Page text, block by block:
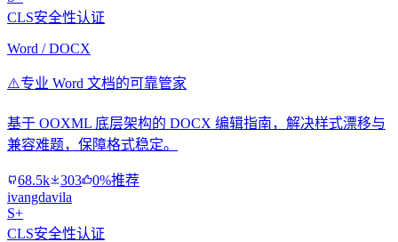
CLS安全性认证
Word / DOCX
⚠️专业 Word 文档的可靠管家
基于 OOXML 底层架构的 DOCX 编辑指南，解决样式漂移与
兼容难题，保障格式稳定。
68.5k 303
0%推荐
ivangdavila
S+
CLS安全性认证